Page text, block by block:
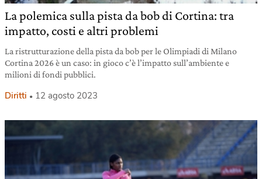
La polemica sulla pista da bob di Cortina: tra
impatto, costi e altri problemi
La ristrutturazione della pista da bob per le Olimpiadi di Milano
Cortina 2026 è un caso: in gioco c’è l’impatto sull’ambiente e
milioni di fondi pubblici.
Diritti 12 agosto 2023